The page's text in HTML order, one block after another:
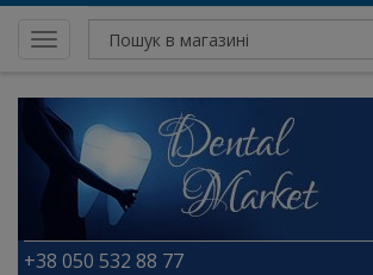
Toggle
navigation
+38 050 532 88 77